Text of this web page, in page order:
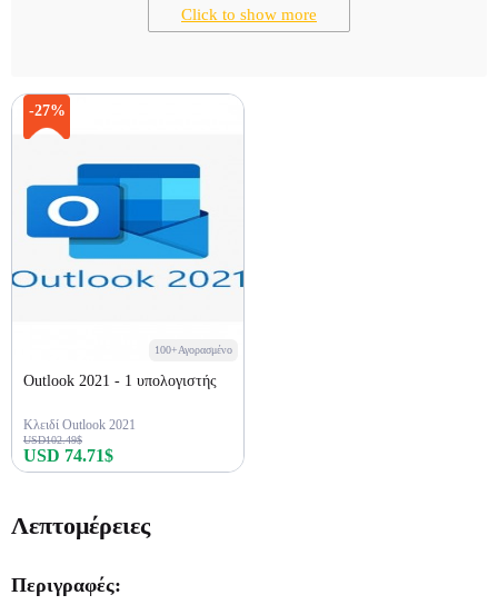
Click to show more
-27%
100+Αγορασμένο
Outlook 2021 - 1 υπολογιστής
Κλειδί Outlook 2021
USD102.49$
USD 74.71$
Λεπτομέρειες
Περιγραφές: